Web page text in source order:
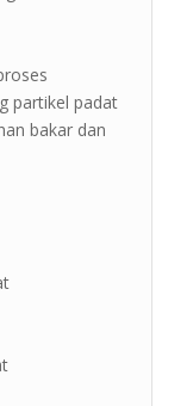
partikel padat
bakar dan